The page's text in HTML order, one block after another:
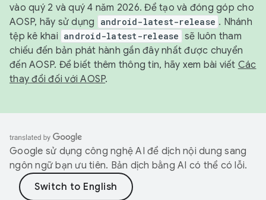
vào quý 2 và quý 4 năm 2026. Để tạo và đóng góp cho
AOSP, hãy sử dụng
android-latest-release . Nhánh
tệp kê khai android-latest-release sẽ luôn tham
chiếu đến bản phát hành gần đây nhất được chuyển
đến AOSP. Để biết thêm thông tin, hãy xem bài viết Các
thay đổi đối với AOSP.
Google sử dụng công nghệ AI để dịch nội dung sang
ngôn ngữ bạn ưu tiên. Bản dịch bằng AI có thể có lỗi.